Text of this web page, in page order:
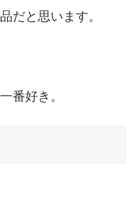
だと思います。
番好き。